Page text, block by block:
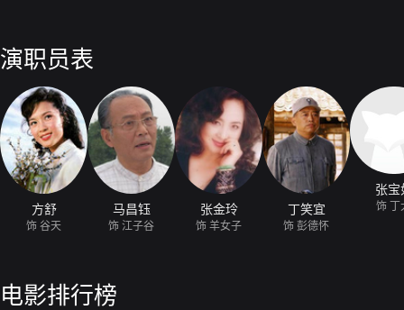
演职员表
方舒
饰 谷天
马昌钰
饰 江子谷
张金玲
饰 羊女子
丁笑宜
饰 彭德怀
张宝
饰 丁
电影排行榜